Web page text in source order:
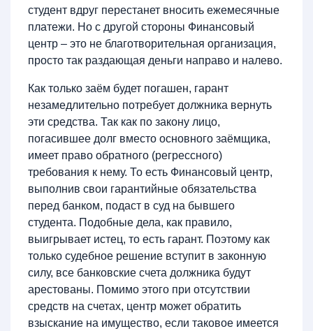
студент вдруг перестанет вносить ежемесячные
платежи. Но с другой стороны Финансовый
центр – это не благотворительная организация,
просто так раздающая деньги направо и налево.
Как только заём будет погашен, гарант
незамедлительно потребует должника вернуть
эти средства. Так как по закону лицо,
погасившее долг вместо основного заёмщика,
имеет право обратного (регрессного)
требования к нему. То есть Финансовый центр,
выполнив свои гарантийные обязательства
перед банком, подаст в суд на бывшего
студента. Подобные дела, как правило,
выигрывает истец, то есть гарант. Поэтому как
только судебное решение вступит в законную
силу, все банковские счета должника будут
арестованы. Помимо этого при отсутствии
средств на счетах, центр может обратить
взыскание на имущество, если таковое имеется